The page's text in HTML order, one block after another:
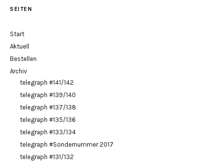
SEITEN
Start
Aktuell
Bestellen
Archiv
telegraph #141/142
telegraph #139/140
telegraph #137/138
telegraph #135/136
telegraph #133/134
telegraph #Sondernummer 2017
telegraph #131/132